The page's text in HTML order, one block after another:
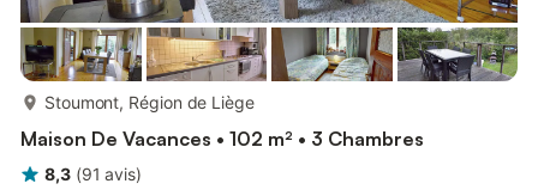
Stoumont, Région de Liège
Maison De Vacances • 102 m² • 3 Chambres
8,3 (91 avis)